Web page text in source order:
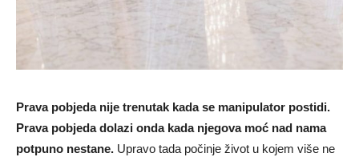
Prava pobjeda nije trenutak kada se manipulator postidi.
Prava pobjeda dolazi onda kada njegova moć nad nama
potpuno nestane. Upravo tada počinje život u kojem više ne